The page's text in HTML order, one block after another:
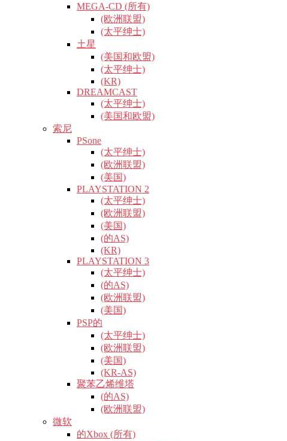
MEGA-CD (所有)
(欧洲联盟)
(太平绅士)
土星
(美国和欧盟)
(太平绅士)
(KR)
DREAMCAST
(太平绅士)
(美国和欧盟)
索尼
PSone
(太平绅士)
(欧洲联盟)
(美国)
PLAYSTATION 2
(太平绅士)
(欧洲联盟)
(美国)
(的AS)
(KR)
PLAYSTATION 3
(太平绅士)
(的AS)
(欧洲联盟)
(美国)
PSP的
(太平绅士)
(欧洲联盟)
(美国)
(KR-AS)
聚苯乙烯维塔
(的AS)
(欧洲联盟)
微软
的Xbox (所有)